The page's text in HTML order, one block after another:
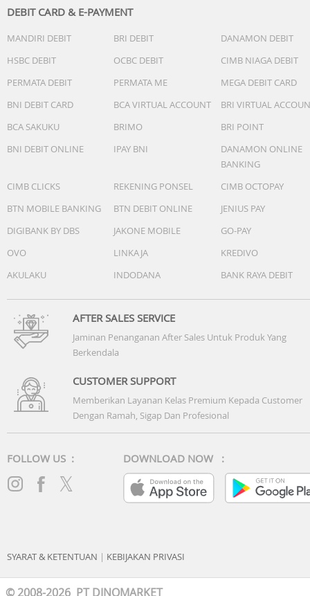
DEBIT CARD & E-PAYMENT
MANDIRI DEBIT BRI DEBIT
DANAMON DEBIT
HSBC DEBIT
OCBC DEBIT
CIMB NIAGA DEBIT
PERMATA DEBIT
PERMATA ME
MEGA DEBIT CARD
BNI DEBIT CARD
BCA VIRTUAL ACCOUNT
BRI VIRTUAL
BCA SAKUKU
BRIMO
BRI POINT
BNI DEBIT ONLINE
IPAY BNI
DANAMON ONLINE
BANKING
CIMB CLICKS
REKENING PONSEL
CIMB OCTOPAY
BTN MOBILE BANKING
BTN DEBIT ONLINE
JENIUS PAY
DIGIBANK BY DBS
JAKONE MOBILE
GO-PAY
OVO
LINKAJA
KREDIVO
AKULAKU
INDODANA BANK RAYA DEBIT
AFTER SALES SERVICE
Jaminan Penanganan After Sales Untuk Produk Yang
Berkendala
CUSTOMER SUPPORT
Memberikan Layanan Kelas Premium Kepada Customer
Dengan Ramah, Sigap Dan Profesional
FOLLOW US : DOWNLOAD NOW :
SYARAT & KETENTUAN | KEBIJAKAN PRIVASI
© 2008-2026 PT DINOMARKET